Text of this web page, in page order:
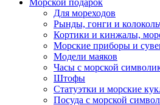
Для мореходов
Рынды, гонги и
Кортики и кинжалы,
Морские приборы и
Модели маяков
Часы с морской
Штофы
Статуэтки и морские
Посуда с морской